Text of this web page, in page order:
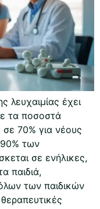
λευχαιμίας έχει
τα ποσοστά
70% για νέους
των
σε ενήλικες,
παιδιά,
των παιδικών